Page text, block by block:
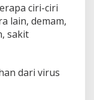
ciri-ciri
lain, demam,
sakit
dari virus